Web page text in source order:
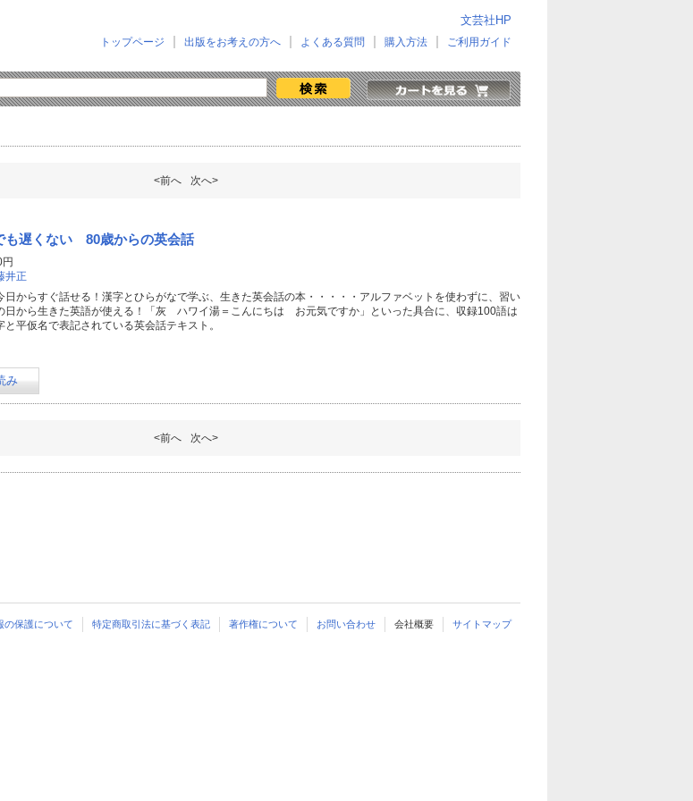
文芸社HP
トップページ 出版をお考えの方へ よくある質問 購入方法 ご利用ガイド
<前へ 次へ>
も遅くない 80歳からの英会話
井正
日からすぐ話せる！漢字とひらがなで学ぶ、生きた英会話の本・・・・・アルファベットを使わずに、習い
日から生きた英語が使える！「灰 ハワイ湯＝こんにちは お元気ですか」といった具合に、収録100語は
と平仮名で表記されている英会話テキスト。
み
<前へ 次へ>
の保護について 特定商取引法に基づく表記 著作権について お問い合わせ 会社概要 サイトマップ